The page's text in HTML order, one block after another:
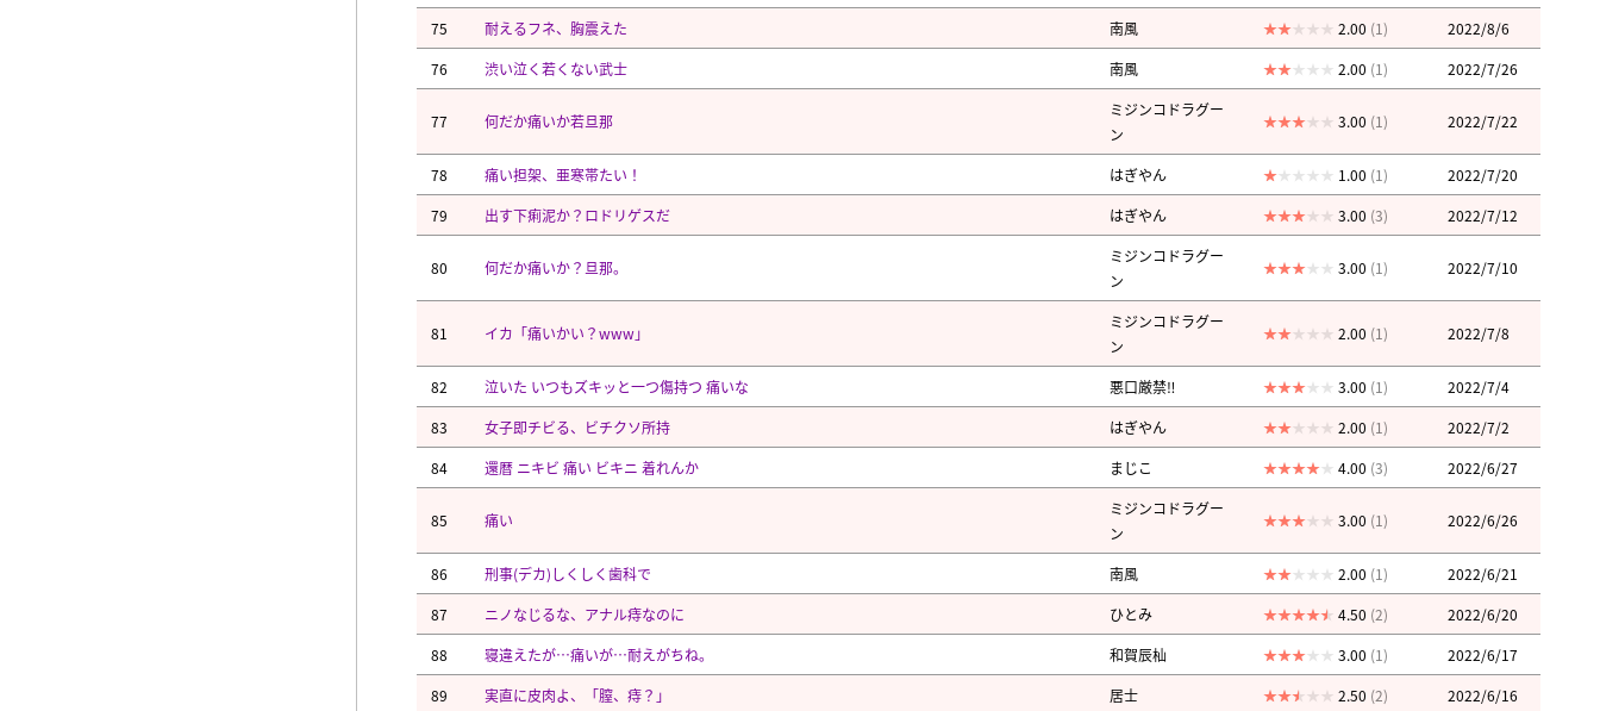
75
耐えるフネ、胸震えた 南風 2.00 (1)
2022/8/6
76
渋い泣く若くない武士 南風 2.00 (1) 2022/7/26
77 何だか痛いか若旦那
ミジンコドラグー
ン
3.00 (1) 2022/7/22
78 痛い担架、亜寒帯たい！ はぎやん 1.00 (1)
2022/7/20
79
出す下痢泥か？ロドリゲスだ はぎやん 3.00 (3) 2022/7/12
80 何だか痛いか？旦那。
ミジンコドラグー
ン
3.00 (1) 2022/7/10
81 イカ「痛いかい？www」
ミジンコドラグー
ン
2.00 (1) 2022/7/8
82 泣いた いつもズキッと一つ傷持つ 痛いな 悪口厳禁‼︎ 3.00 (1)
2022/7/4
83
女子即チビる、ビチクソ所持 はぎやん 2.00 (1)
2022/7/2
84
還暦 ニキビ 痛い ビキニ 着れんか まじこ 4.00 (3) 2022/6/27
85 痛い
ミジンコドラグー
ン
3.00 (1) 2022/6/26
86 刑事(デカ)しくしく歯科で 南風 2.00 (1)
2022/6/21
87
ニノなじるな、アナル痔なのに ひとみ 4.50 (2)
2022/6/20
88
寝違えたが…痛いが…耐えがちね。 和賀辰杣 3.00 (1)
2022/6/17
89
実直に皮肉よ、「膣、痔？」 居士 2.50 (2) 2022/6/16